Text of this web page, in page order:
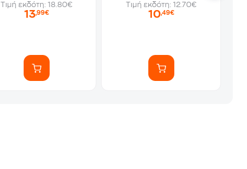
Τιμή εκδότη: 18.80€
13,99€
Τιμή εκδότη: 12.70€
10,49€